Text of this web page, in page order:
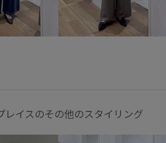
レイスのその他のスタイリング